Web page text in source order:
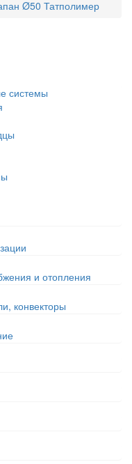
Ø50 Татполимер
системы
и отопления
конвекторы